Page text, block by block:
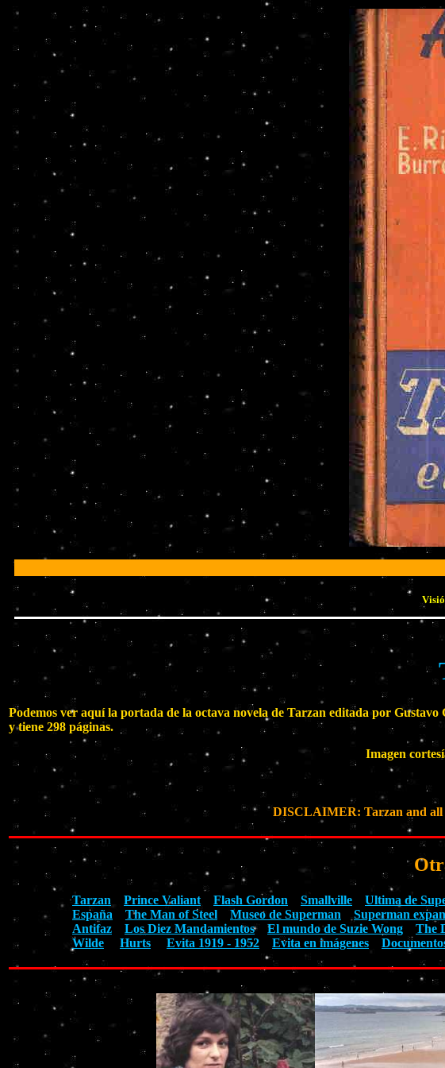
Podemos ver aquí la portada de la octava novela de Tarzan editada por
y tiene 298 páginas.
Imagen
DISCLAIMER: Tarzan and all
Tarzan Prince Valiant Flash Gordon Smallville Ultima de
España
The Man of Steel Museo de Superman Superman
Antifaz
Los Diez Mandamientos El mundo de Suzie Wong The
Wilde
Hurts Evita 1919 - 1952 Evita en imágenes